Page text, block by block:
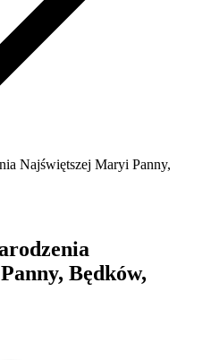
Najświętszej Maryi Panny,
Będków,